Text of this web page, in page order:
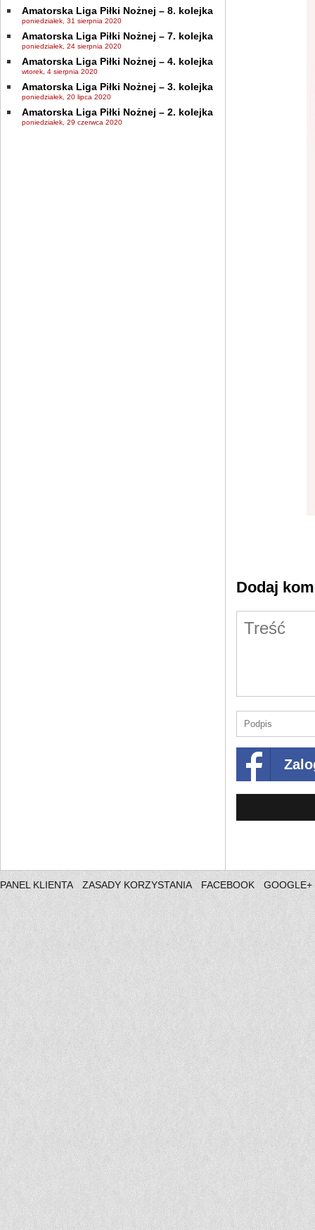
Amatorska Liga Piłki Nożnej – 8. kolejka
poniedziałek, 31 sierpnia 2020
Amatorska Liga Piłki Nożnej – 7. kolejka
poniedziałek, 24 sierpnia 2020
Amatorska Liga Piłki Nożnej – 4. kolejka
wtorek, 4 sierpnia 2020
Amatorska Liga Piłki Nożnej – 3. kolejka
poniedziałek, 20 lipca 2020
Amatorska Liga Piłki Nożnej – 2. kolejka
poniedziałek, 29 czerwca 2020
Dodaj
PANEL KLIENTA ZASADY KORZYSTANIA FACEBOOK GOOGLE+